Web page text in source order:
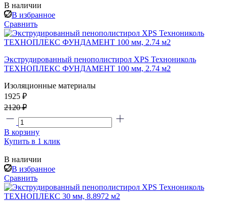
В наличии
В избранное
Сравнить
Экструдированный пенополистирол XPS Технониколь
ТЕХНОПЛЕКС ФУНДАМЕНТ 100 мм, 2.74 м2
Изоляционные материалы
1925 ₽
2120 ₽
В корзину
Купить в 1 клик
В наличии
В избранное
Сравнить